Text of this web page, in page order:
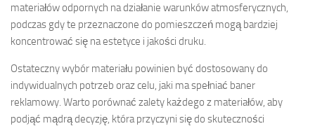
materiałów odpornych na działanie warunków atmosferycznych,
podczas gdy te przeznaczone do pomieszczeń mogą bardziej
koncentrować się na estetyce i jakości druku.
Ostateczny wybór materiału powinien być dostosowany do
indywidualnych potrzeb oraz celu, jaki ma spełniać baner
reklamowy. Warto porównać zalety każdego z materiałów, aby
podjąć mądrą decyzję, która przyczyni się do skuteczności